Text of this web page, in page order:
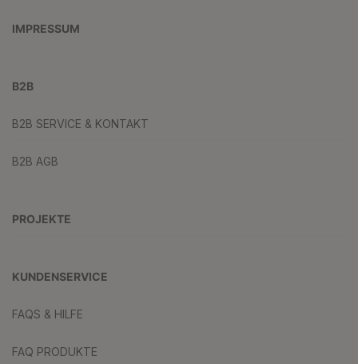
IMPRESSUM
B2B
B2B SERVICE & KONTAKT
B2B AGB
PROJEKTE
KUNDENSERVICE
FAQS & HILFE
FAQ PRODUKTE